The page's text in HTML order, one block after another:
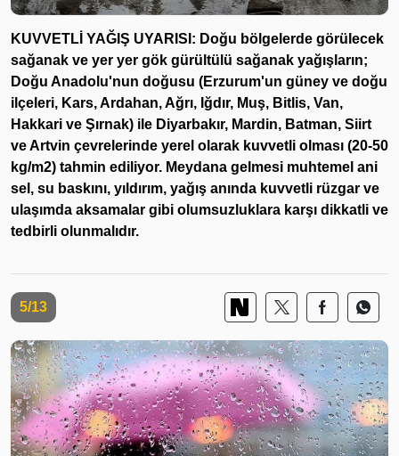
KUVVETLİ YAĞIŞ UYARISI: Doğu bölgelerde görülecek
sağanak ve yer yer gök gürültülü sağanak yağışların;
Doğu Anadolu'nun doğusu (Erzurum'un güney ve doğu
ilçeleri, Kars, Ardahan, Ağrı, Iğdır, Muş, Bitlis, Van,
Hakkari ve Şırnak) ile Diyarbakır, Mardin, Batman, Siirt
ve Artvin çevrelerinde yerel olarak kuvvetli olması (20-50
kg/m2) tahmin ediliyor. Meydana gelmesi muhtemel ani
sel, su baskını, yıldırım, yağış anında kuvvetli rüzgar ve
ulaşımda aksamalar gibi olumsuzluklara karşı dikkatli ve
tedbirli olunmalıdır.
5/13